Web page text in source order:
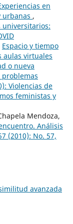
en
urbanas ,
universitarios:
Espacio y tiempo
aulas virtuales
o nueva
problemas
Violencias de
feministas y
Mendoza,
Análisis
(2010): No. 57,
avanzada